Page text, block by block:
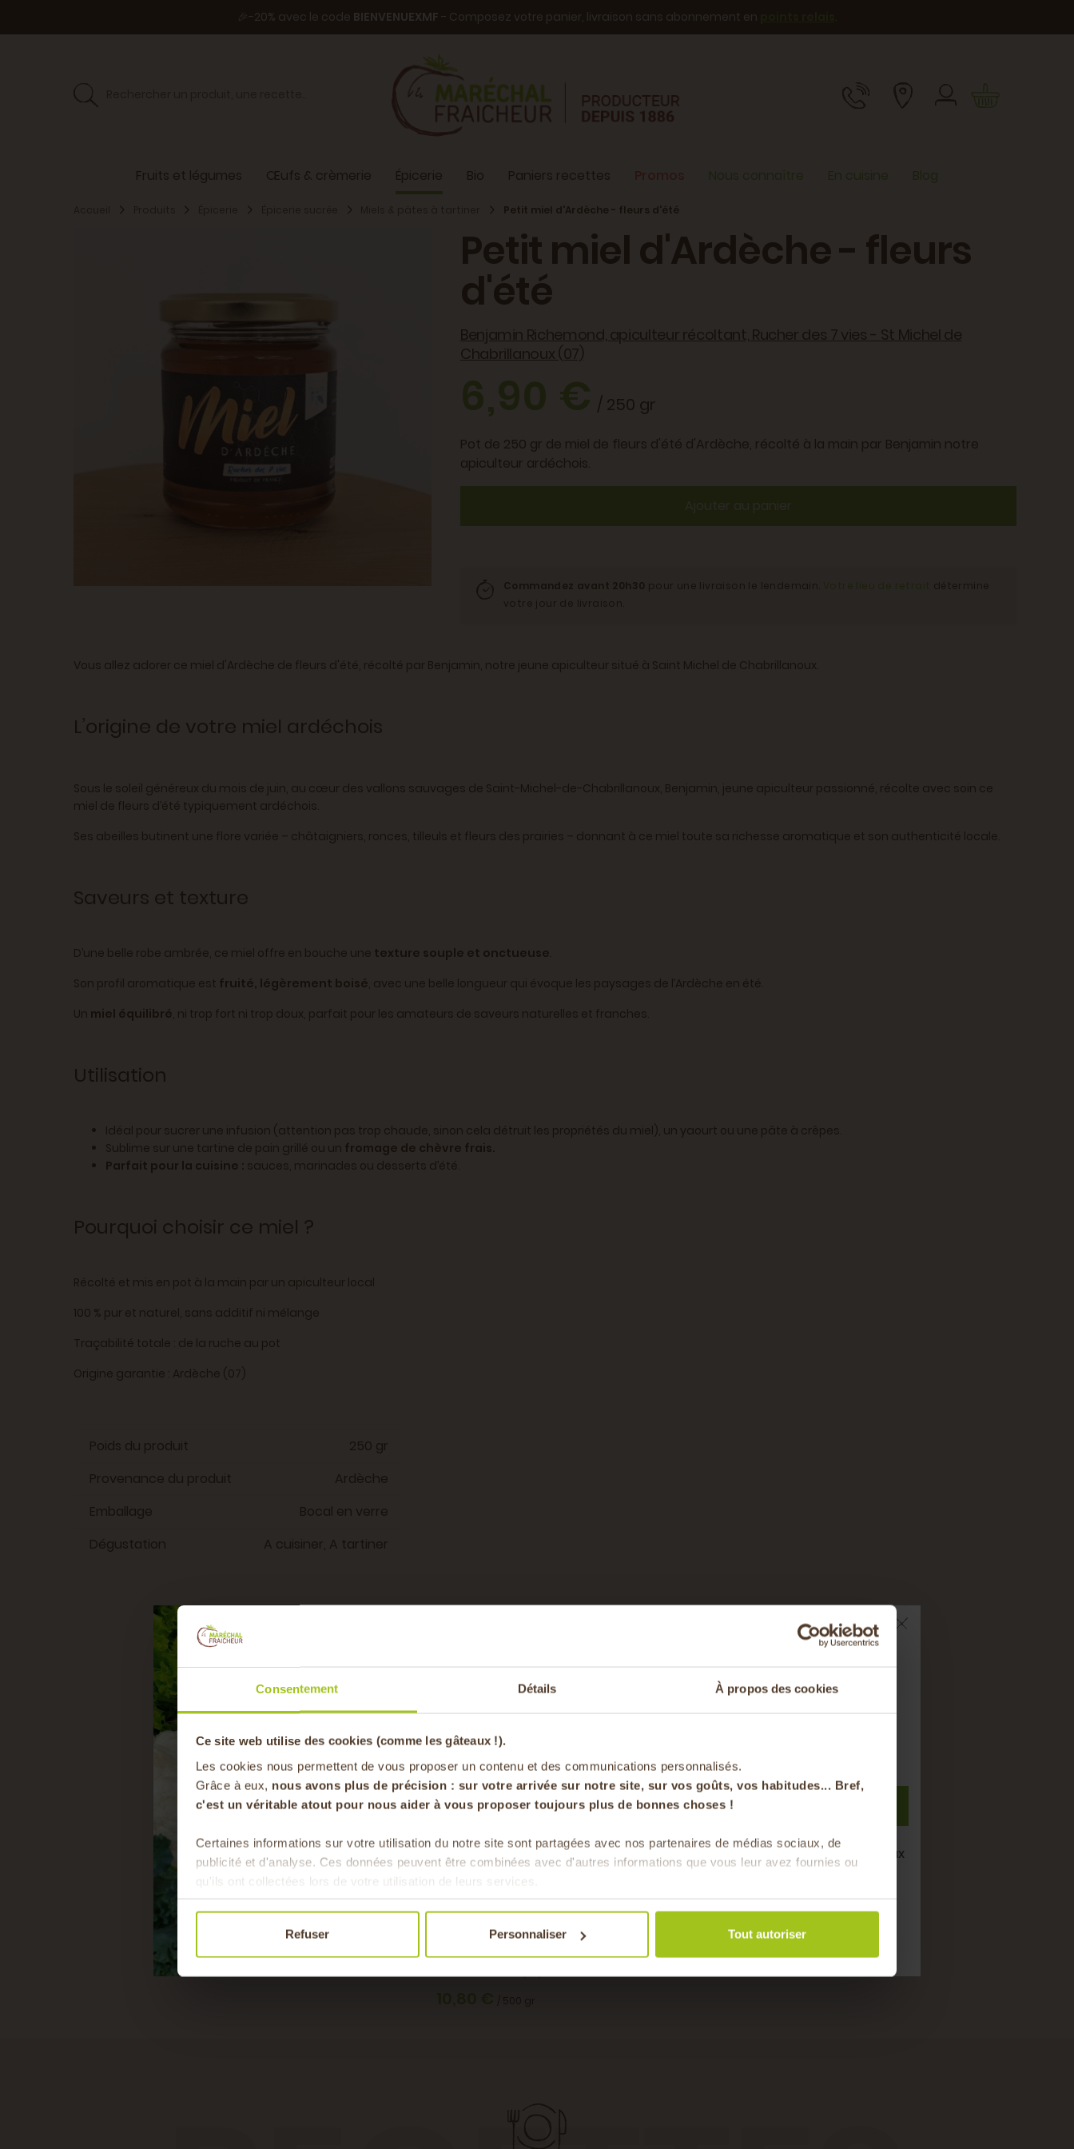
Consentement Détails À propos des cookies
Ce site web utilise des cookies (comme les gâteaux !).
Les cookies nous permettent de vous proposer un contenu et des communications personnalisés.
Grâce à eux, nous avons plus de précision : sur votre arrivée sur notre site, sur vos goûts, vos habitudes... Bref,
c'est un véritable atout pour nous aider à vous proposer toujours plus de bonnes choses !
Certaines informations sur votre utilisation du notre site sont partagées avec nos partenaires de médias sociaux, de
publicité et d'analyse. Ces données peuvent être combinées avec d'autres informations que vous leur avez fournies ou
qu'ils ont collectées lors de votre utilisation de leurs services.
Refuser Personnaliser Tout autoriser
🎉-20% avec le code BIENVENUEXMF - Composez votre panier, livraison sans abonnement en .
Fruits et légumes Œufs & crèmerie Épicerie Bio Paniers recettes Nous connaître En cuisine Blog
Petit miel d'Ardèche - fleurs d'été
Petit miel d'Ardèche - fleurs
d'été
Benjamin Richemond, apiculteur récoltant, Rucher des 7 vies - St Michel de
Chabrillanoux (07)
6,90 €/ 250 gr
Pot de 250 gr de miel de fleurs d'été d'Ardèche, récolté à la main par Benjamin notre
apiculteur ardéchois.
Ajouter au panier
Vous allez adorer ce miel d'Ardèche de fleurs d'été, récolté par Benjamin, notre jeune apiculteur situé à Saint Michel de Chabrillanoux.
L’origine de votre miel ardéchois
Sous le soleil généreux du mois de juin, au cœur des vallons sauvages de Saint-Michel-de-Chabrillanoux, Benjamin, jeune apiculteur passionné, récolte avec soin ce
miel de fleurs d’été typiquement ardéchois.
Ses abeilles butinent une flore variée – châtaigniers, ronces, tilleuls et fleurs des prairies – donnant à ce miel toute sa richesse aromatique et son authenticité locale.
Saveurs et texture
D’une belle robe ambrée, ce miel offre en bouche une texture souple et onctueuse.
Son profil aromatique est fruité, légèrement boisé, avec une belle longueur qui évoque les paysages de l’Ardèche en été.
Un miel équilibré, ni trop fort ni trop doux, parfait pour les amateurs de saveurs naturelles et franches.
Utilisation
Idéal pour sucrer une infusion (attention pas trop chaude, sinon cela détruit les propriétés du miel), un yaourt ou une pâte à crêpes.
Sublime sur une tartine de pain grillé ou un fromage de chèvre frais.
Parfait pour la cuisine : sauces, marinades ou desserts d’été.
Pourquoi choisir ce miel ?
Récolté et mis en pot à la main par un apiculteur local
100 % pur et naturel, sans additif ni mélange
Traçabilité totale : de la ruche au pot
Origine garantie : Ardèche (07)
Poids du produit
250 gr
Provenance du produit
Ardèche
Emballage
Bocal en verre
Dégustation
A cuisiner, A tartiner
Miel de lavande fine
Benjamin Richemond, apiculteur
récoltant, Rucher des 7 vies - St Michel
-20% offerts sur votre
panier
en vous inscrivant à notre newsletter
Pour faire le plein chaque semaine de bons produits locaux
& de saison !